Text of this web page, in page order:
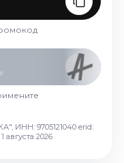
ИНН: 9705121040 erid:
августа 2026